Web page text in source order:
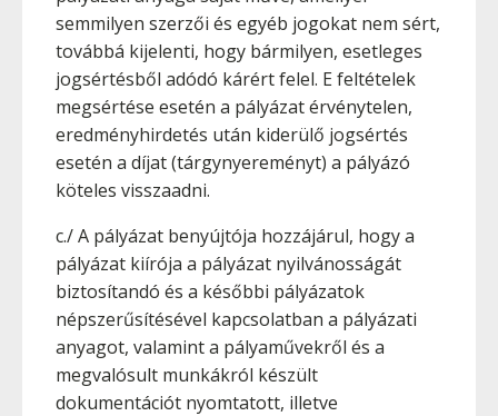
semmilyen szerzői és egyéb jogokat nem sért,
továbbá kijelenti, hogy bármilyen, esetleges
jogsértésből adódó kárért felel. E feltételek
megsértése esetén a pályázat érvénytelen,
eredményhirdetés után kiderülő jogsértés
esetén a díjat (tárgynyereményt) a pályázó
köteles visszaadni.
c./ A pályázat benyújtója hozzájárul, hogy a
pályázat kiírója a pályázat nyilvánosságát
biztosítandó és a későbbi pályázatok
népszerűsítésével kapcsolatban a pályázati
anyagot, valamint a pályaművekről és a
megvalósult munkákról készült
dokumentációt nyomtatott, illetve